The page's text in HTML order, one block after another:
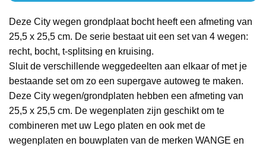
Deze City wegen grondplaat bocht heeft een afmeting van
25,5 x 25,5 cm. De serie bestaat uit een set van 4 wegen:
recht, bocht, t-splitsing en kruising.
Sluit de verschillende weggedeelten aan elkaar of met je
bestaande set om zo een supergave autoweg te maken.
Deze City wegen/grondplaten hebben een afmeting van
25,5 x 25,5 cm. De wegenplaten zijn geschikt om te
combineren met uw Lego platen en ook met de
wegenplaten en bouwplaten van de merken WANGE en